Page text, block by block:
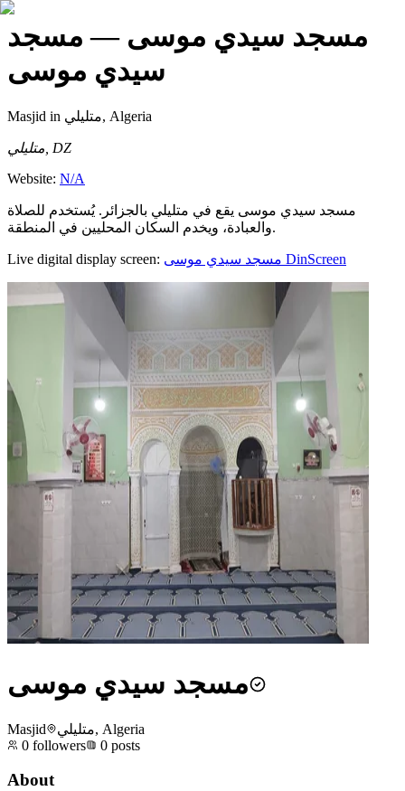
مسجد سيدي موسى — مسجد
سيدي موسى
Masjid in متليلي, Algeria
متليلي, DZ
Website: N/A
مسجد سيدي موسى يقع في متليلي بالجزائر. يُستخدم للصلاة
والعبادة، ويخدم السكان المحليين في المنطقة.
Live digital display screen: مسجد سيدي موسى DinScreen
مسجد سيدي موسى
Masjid
متليلي, Algeria
0 followers 0 posts
About